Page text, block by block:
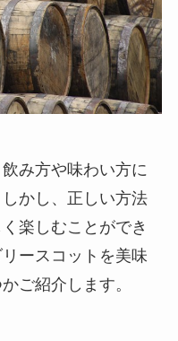
み方や味わい方に
かし、正しい方法
楽しむことができ
ースコットを美味
ご紹介します。